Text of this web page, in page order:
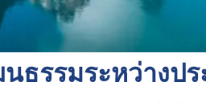
ธรรมระหว่างปร